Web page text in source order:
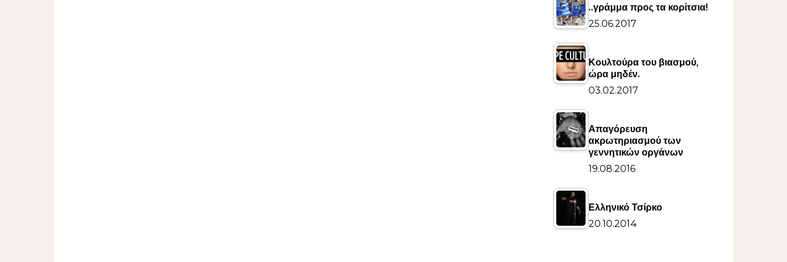
..γράμμα προς τα κορίτσια!
25.06.2017
Κουλτούρα του βιασμού,
ώρα μηδέν.
03.02.2017
Απαγόρευση
ακρωτηριασμού των
γεννητικών οργάνων
19.08.2016
Ελληνικό Τσίρκο
20.10.2014